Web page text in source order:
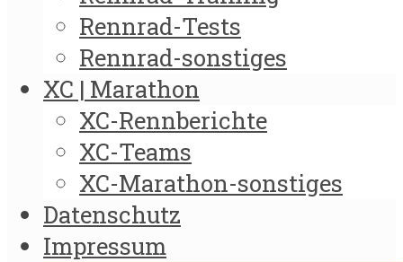
Rennrad-Tests
Rennrad-sonstiges
XC | Marathon
XC-Rennberichte
XC-Teams
XC-Marathon-sonstiges
Datenschutz
Impressum